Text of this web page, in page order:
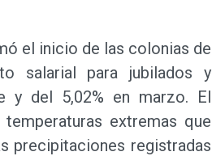
el inicio de las colonias de
salarial para jubilados y
y del 5,02% en marzo. El
extremas que
precipitaciones registradas